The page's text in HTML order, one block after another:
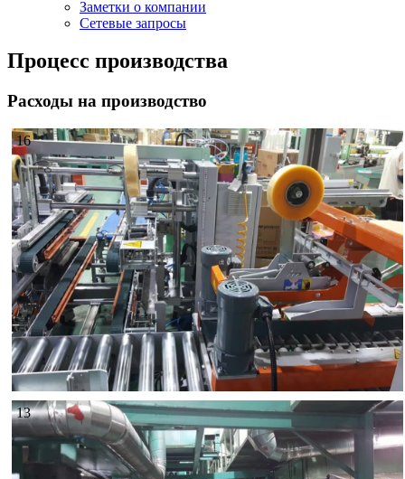
Заметки о компании
Сетевые запросы
Процесс производства
Расходы на производство
16
13